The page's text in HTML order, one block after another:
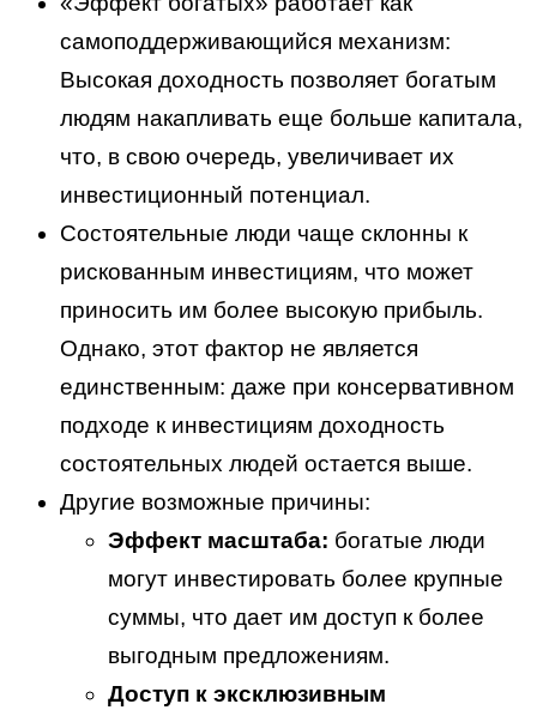
самоподдерживающийся механизм:
Высокая доходность позволяет богатым
людям накапливать еще больше капитала,
что, в свою очередь, увеличивает их
инвестиционный потенциал.
Состоятельные люди чаще склонны к
рискованным инвестициям, что может
приносить им более высокую прибыль.
Однако, этот фактор не является
единственным: даже при консервативном
подходе к инвестициям доходность
состоятельных людей остается выше.
Другие возможные причины:
Эффект масштаба: богатые люди
могут инвестировать более крупные
суммы, что дает им доступ к более
выгодным предложениям.
Доступ к эксклюзивным